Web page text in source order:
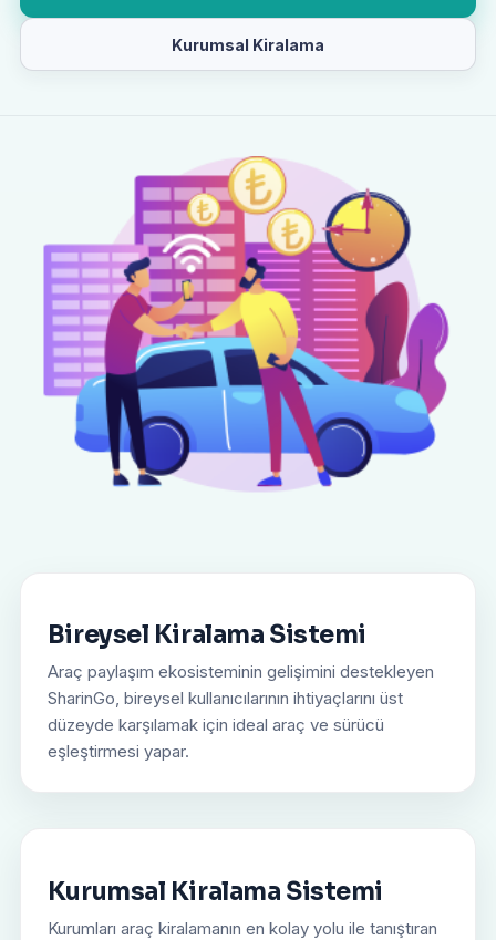
Kurumsal Kiralama
Bireysel Kiralama Sistemi
Araç paylaşım ekosisteminin gelişimini destekleyen
SharinGo, bireysel kullanıcılarının ihtiyaçlarını üst
düzeyde karşılamak için ideal araç ve sürücü
eşleştirmesi yapar.
Kurumsal Kiralama Sistemi
Kurumları araç kiralamanın en kolay yolu ile tanıştıran